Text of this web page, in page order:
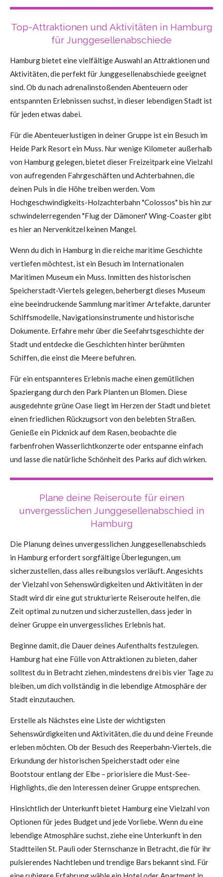
Top-Attraktionen und Aktivitäten in Hamburg
für Junggesellenabschiede
Hamburg bietet eine vielfältige Auswahl an Attraktionen und
Aktivitäten, die perfekt für Junggesellenabschiede geeignet
sind. Ob du nach adrenalinstoßenden Abenteuern oder
entspannten Erlebnissen suchst, in dieser lebendigen Stadt ist
für jeden etwas dabei.
Für die Abenteuerlustigen in deiner Gruppe ist ein Besuch im
Heide Park Resort ein Muss. Nur wenige Kilometer außerhalb
von Hamburg gelegen, bietet dieser Freizeitpark eine Vielzahl
von aufregenden Fahrgeschäften und Achterbahnen, die
deinen Puls in die Höhe treiben werden. Vom
Hochgeschwindigkeits-Holzachterbahn "Colossos" bis hin zur
schwindelerregenden "Flug der Dämonen" Wing-Coaster gibt
es hier an Nervenkitzel keinen Mangel.
Wenn du dich in Hamburg in die reiche maritime Geschichte
vertiefen möchtest, ist ein Besuch im Internationalen
Maritimen Museum ein Muss. Inmitten des historischen
Speicherstadt-Viertels gelegen, beherbergt dieses Museum
eine beeindruckende Sammlung maritimer Artefakte, darunter
Schiffsmodelle, Navigationsinstrumente und historische
Dokumente. Erfahre mehr über die Seefahrtsgeschichte der
Stadt und entdecke die Geschichten hinter berühmten
Schiffen, die einst die Meere befuhren.
Für ein entspannteres Erlebnis mache einen gemütlichen
Spaziergang durch den Park Planten un Blomen. Diese
ausgedehnte grüne Oase liegt im Herzen der Stadt und bietet
einen friedlichen Rückzugsort von den belebten Straßen.
Genieße ein Picknick auf dem Rasen, beobachte die
farbenfrohen Wasserlichtkonzerte oder entspanne einfach
und lasse die natürliche Schönheit des Parks auf dich wirken.
Plane deine Reiseroute für einen
unvergesslichen Junggesellenabschied in
Hamburg
Die Planung deines unvergesslichen Junggesellenabschieds
in Hamburg erfordert sorgfältige Überlegungen, um
sicherzustellen, dass alles reibungslos verläuft. Angesichts
der Vielzahl von Sehenswürdigkeiten und Aktivitäten in der
Stadt wird dir eine gut strukturierte Reiseroute helfen, die
Zeit optimal zu nutzen und sicherzustellen, dass jeder in
deiner Gruppe ein unvergessliches Erlebnis hat.
Beginne damit, die Dauer deines Aufenthalts festzulegen.
Hamburg hat eine Fülle von Attraktionen zu bieten, daher
solltest du in Betracht ziehen, mindestens drei bis vier Tage zu
bleiben, um dich vollständig in die lebendige Atmosphäre der
Stadt einzutauchen.
Erstelle als Nächstes eine Liste der wichtigsten
Sehenswürdigkeiten und Aktivitäten, die du und deine Freunde
erleben möchten. Ob der Besuch des Reeperbahn-Viertels, die
Erkundung der historischen Speicherstadt oder eine
Bootstour entlang der Elbe – priorisiere die Must-See-
Highlights, die den Interessen deiner Gruppe entsprechen.
Hinsichtlich der Unterkunft bietet Hamburg eine Vielzahl von
Optionen für jedes Budget und jede Vorliebe. Wenn du eine
lebendige Atmosphäre suchst, ziehe eine Unterkunft in den
Stadtteilen St. Pauli oder Sternschanze in Betracht, die für ihr
pulsierendes Nachtleben und trendige Bars bekannt sind. Für